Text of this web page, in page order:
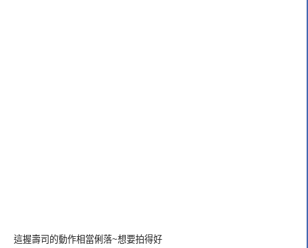
這握壽司的動作相當俐落~想要拍得好